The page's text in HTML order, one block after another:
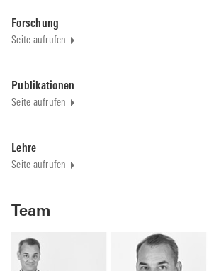
Forschung
Seite aufrufen
Publikationen
Seite aufrufen
Lehre
Seite aufrufen
Team